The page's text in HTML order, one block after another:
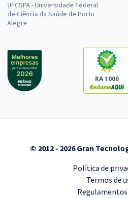
UFCSPA - Universidade Federal
de Ciência da Saúde de Porto
Alegre
RA 1000
© 2012 - 2026 Gran
Política de
Termos de
Regulamentos